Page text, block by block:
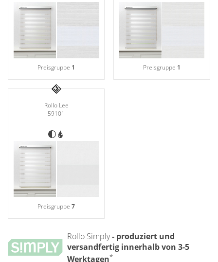
Gardinenstange
Stoffe
Panneaux
Preisgruppe 1 Preisgruppe 1
Rollo Lee
59101
Preisgruppe7
Rollo Simply- produziert und
versandfertig innerhalb von 3-5
Werktagen*